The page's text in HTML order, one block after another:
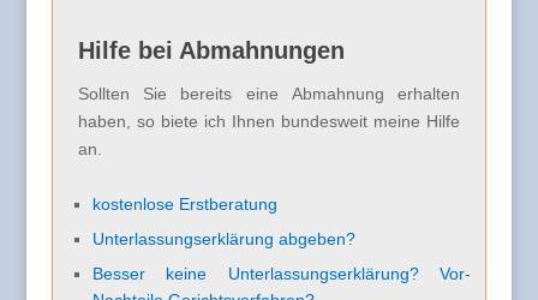
Hilfe bei Abmahnungen
Sollten Sie bereits eine Abmahnung erhalten
haben, so biete ich Ihnen bundesweit meine Hilfe
an.
kostenlose Erstberatung
Unterlassungserklärung abgeben?
Besser keine Unterlassungserklärung? Vor-